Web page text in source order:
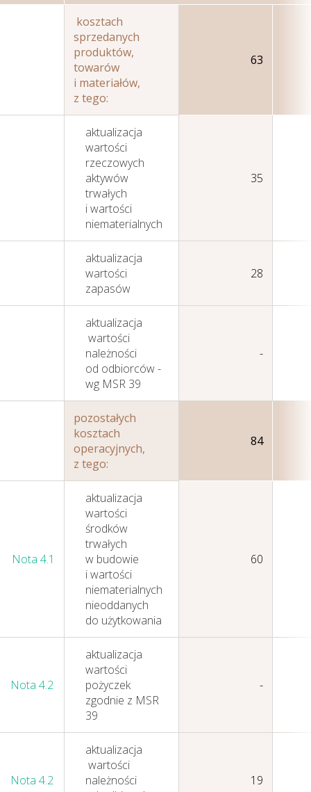
kosztach
sprzedanych
produktów,
towarów
i materiałów,
z tego:
63
aktualizacja
wartości
rzeczowych
aktywów
trwałych
i wartości
niematerialnych
35
aktualizacja
wartości
zapasów
28
aktualizacja
wartości
należności
od odbiorców -
wg MSR 39
-
pozostałych
kosztach
operacyjnych,
z tego:
84
Nota 4.1
aktualizacja
wartości
środków
trwałych
w budowie
i wartości
niematerialnych
nieoddanych
do użytkowania
60
Nota 4.2
aktualizacja
wartości
pożyczek
zgodnie z MSR
39
-
Nota 4.2
aktualizacja
wartości
należności
19